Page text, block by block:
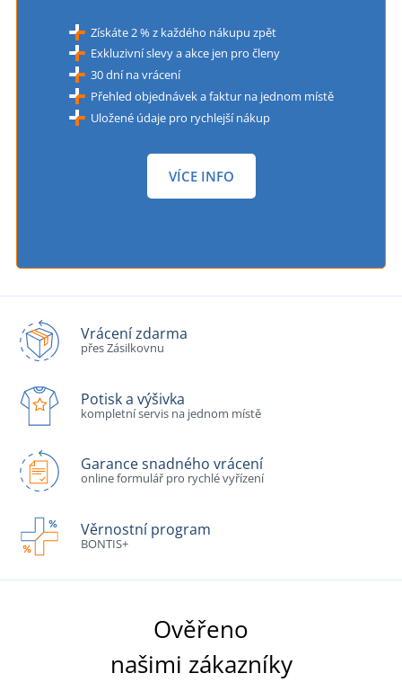
Získáte 2 % z každého nákupu zpět
Exkluzivní slevy a akce jen pro členy
30 dní na vrácení
Přehled objednávek a faktur na jednom místě
Uložené údaje pro rychlejší nákup
VÍCE INFO
Vrácení zdarma
přes Zásilkovnu
Potisk a výšivka
kompletní servis na jednom místě
Garance snadného vrácení
online formulář pro rychlé vyřízení
Věrnostní program
BONTIS+
Ověřeno
našimi zákazníky